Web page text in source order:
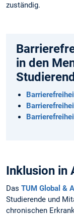
zuständig.
in den
Inklusion in
Das TUM Global &
Studierende und
chronischen